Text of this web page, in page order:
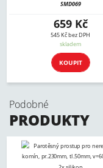
SMD069
659 Kč
545 Kč bez DPH
skladem
KOUPIT
Podobné
PRODUKTY